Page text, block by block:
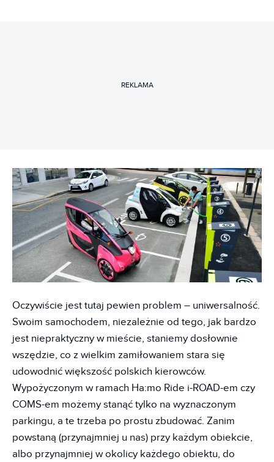
REKLAMA
Oczywiście jest tutaj pewien problem – uniwersalność.
Swoim samochodem, niezależnie od tego, jak bardzo
jest niepraktyczny w mieście, staniemy dosłownie
wszędzie, co z wielkim zamiłowaniem stara się
udowodnić większość polskich kierowców.
Wypożyczonym w ramach Ha:mo Ride i-ROAD-em czy
COMS-em możemy stanąć tylko na wyznaczonym
parkingu, a te trzeba po prostu zbudować. Zanim
powstaną (przynajmniej u nas) przy każdym obiekcie,
albo przynajmniej w okolicy każdego obiektu, do